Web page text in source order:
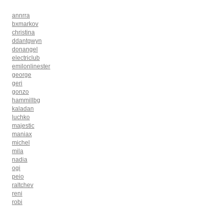
annrra
bxmarkov
christina
ddantgwyn
donangel
electriclub
emilonlinester
george
geri
gonzo
hammillbg
kaladan
luchko
majestic
maniax
michel
mila
nadia
ogi
peio
raltchev
reni
robi